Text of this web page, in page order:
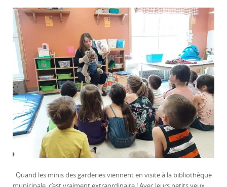
Quand les minis des garderies viennent en visite à la bibliothèque